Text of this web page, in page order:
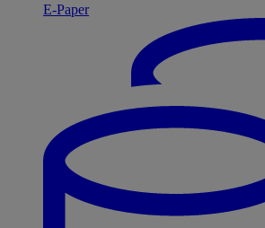
E-Paper